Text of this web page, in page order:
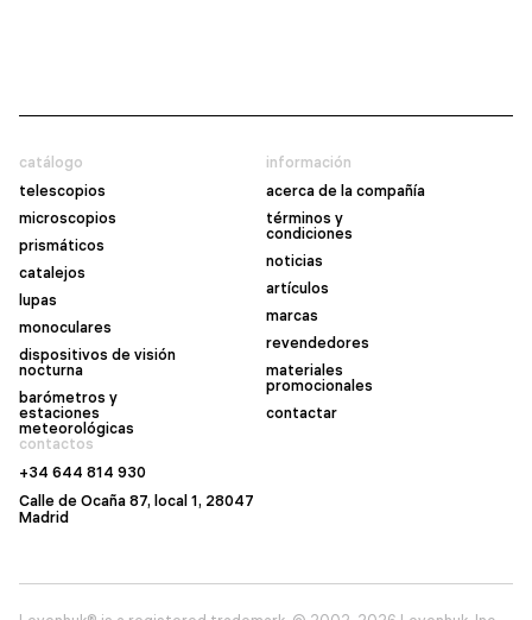
catálogo
telescopios
microscopios
prismáticos
catalejos
lupas
monoculares
dispositivos de visión
nocturna
barómetros y
estaciones
meteorológicas
información
acerca de la compañía
términos y
condiciones
noticias
artículos
marcas
revendedores
materiales
promocionales
contactar
contactos
+34 644 814 930
Calle de Ocaña 87, local 1, 28047
Madrid